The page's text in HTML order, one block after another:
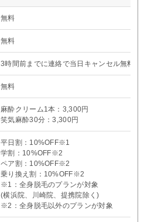
無料
無料
3時間前までに連絡で当日キャンセル無料※
無料
麻酔クリーム1本：3,300円
笑気麻酔30分：3,300円
平日割：10%OFF※1
学割：10%OFF※2
ペア割：10%OFF※2
乗り換え割：10%OFF※2
※1：全身脱毛のプランが対象
(横浜院、川崎院、提携院除く)
※2：全身脱毛以外のプランが対象